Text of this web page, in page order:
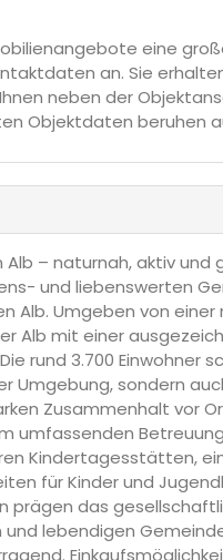
eine
an. Sie
neben der
Objektdaten beruhen
Alb – naturnah, aktiv und
und liebenswerten
Alb. Umgeben von einer
Alb mit einer
rund 3.700 Einwohner
Umgebung, sondern
Zusammenhalt vor
umfassenden
Kindertagesstätten,
für Kinder und
prägen das
lebendigen